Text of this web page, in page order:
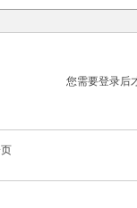
您需要登录后